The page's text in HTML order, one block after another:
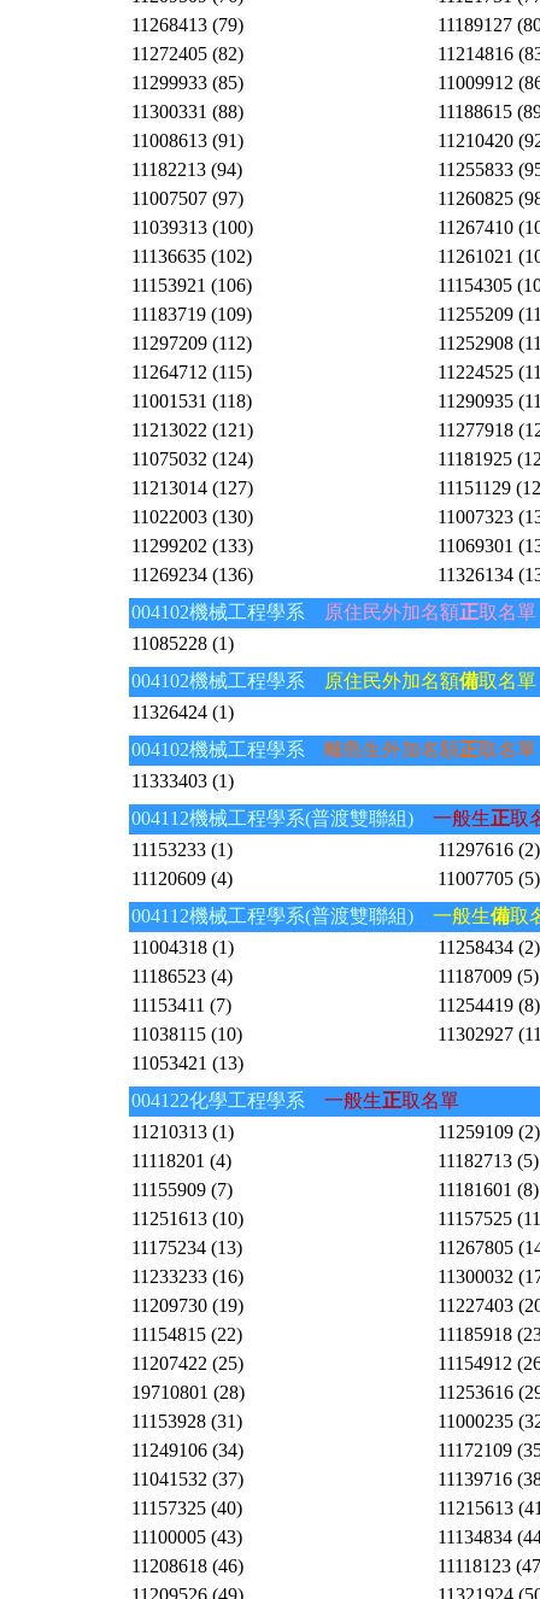
11268413 (79)
11189127
11272405 (82)
11214816
11299933 (85)
11009912
11300331 (88)
11188615
11008613 (91)
11210420
11182213 (94)
11255833
11007507 (97)
11260825
11039313 (100)
11267410
11136635 (102)
11261021
11153921 (106)
11154305
11183719 (109)
11255209
11297209 (112)
11252908
11264712 (115)
11224525
11001531 (118)
11290935
11213022 (121)
11277918
11075032 (124)
11181925
11213014 (127)
11151129
11022003 (130)
11007323
11299202 (133)
11069301
11269234 (136)
11326134
004102機械工程學系
原住民外加名額正取名單
11085228 (1)
004102機械工程學系
原住民外加名額備取名單
11326424 (1)
004102機械工程學系
離島生外加名額正取名單
11333403 (1)
004112機械工程學系(普渡雙聯組)
一般生正取
11153233 (1)
11297616 (2)
11120609 (4)
11007705 (5)
004112機械工程學系(普渡雙聯組)
一般生備取
11004318 (1)
11258434 (2)
11186523 (4)
11187009 (5)
11153411 (7)
11254419 (8)
11038115 (10)
11302927
11053421 (13)
004122化學工程學系
一般生正取名單
11210313 (1)
11259109 (2)
11118201 (4)
11182713 (5)
11155909 (7)
11181601 (8)
11251613 (10)
11157525
11175234 (13)
11267805
11233233 (16)
11300032
11209730 (19)
11227403
11154815 (22)
11185918
11207422 (25)
11154912
19710801 (28)
11253616
11153928 (31)
11000235
11249106 (34)
11172109
11041532 (37)
11139716
11157325 (40)
11215613
11100005 (43)
11134834
11208618 (46)
11118123
11209526 (49)
11321924